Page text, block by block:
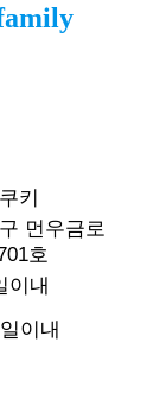
키
먼우금로
호
이내
이내